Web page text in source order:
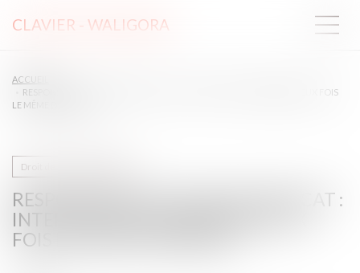
CLAVIER - WALIGORA
ACCUEIL
RESPONSABILITÉ CIVILE DE L’AVOCAT : INTERDICTION DE RÉPARER DEUX FOIS
LE MÊME DOMMAGE
RESPONSABILITÉ CIVILE DE L’AVOCAT :
INTERDICTION DE RÉPARER DEUX
FOIS LE MÊME DOMMAGE
Droit de la responsabilité